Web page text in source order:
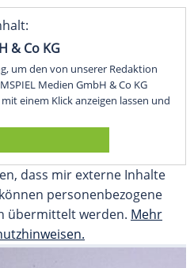
& Co KG
um den von unserer Redaktion
Medien GmbH & Co KG
einem Klick anzeigen lassen und
dass mir externe Inhalte
personenbezogene
übermittelt werden. Mehr